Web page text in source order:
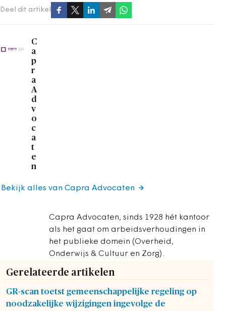
Deel dit artikel
C
a
p
r
a
A
d
v
o
c
a
t
e
n
Capra Advocaten, sinds 1928 hét kantoor
als het gaat om arbeidsverhoudingen in
het publieke domein (Overheid,
Onderwijs & Cultuur en Zorg).
Bekijk alles van Capra Advocaten
Gerelateerde artikelen
GR-scan toetst gemeenschappelijke regeling op
noodzakelijke wijzigingen ingevolge de